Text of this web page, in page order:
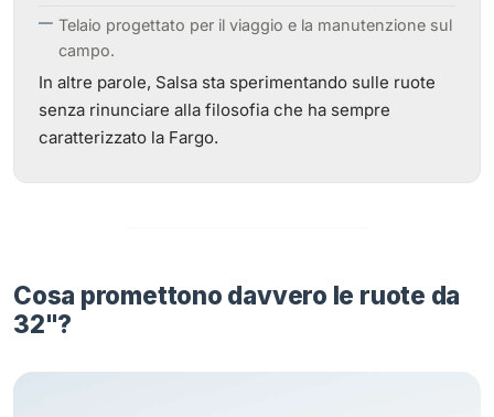
Telaio progettato per il viaggio e la manutenzione sul
campo.
In altre parole, Salsa sta sperimentando sulle ruote
senza rinunciare alla filosofia che ha sempre
caratterizzato la Fargo.
Cosa promettono davvero le ruote da
32"?